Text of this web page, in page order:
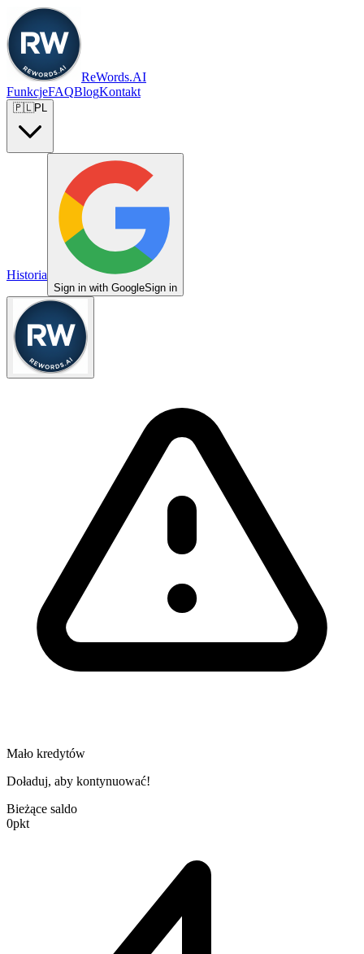
ReWords.AI
FunkcjeFAQBlogKontakt
🇵🇱PL
Historia
Sign in with GoogleSign in
Mało kredytów
Doładuj, aby kontynuować!
Bieżące saldo
0pkt